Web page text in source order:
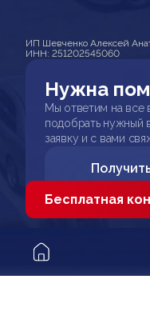
ИП Шевченко Алексей
ИНН: 251202545060
Нужна
Мы ответим на
подобрать нужный
заявку и с вами
Бесплатная